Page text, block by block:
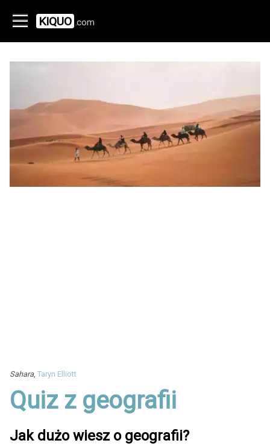
KIQUO .com
Sahara, Taryn Elliott
Quiz z geografii
Jak dużo wiesz o geografii?